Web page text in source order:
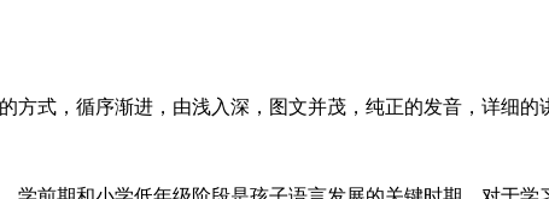
方式，循序渐进，由浅入深，图文并茂，纯正的发音，详细